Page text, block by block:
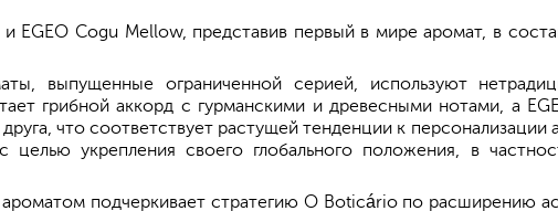
Cogu Mellow, представив первый в мире аромат, в
выпущенные ограниченной серией, используют
грибной аккорд с гурманскими и древесными нотами, а
что соответствует растущей тенденции к персонализации
укрепления своего глобального положения, в
подчеркивает стратегию O Boticário по расширению